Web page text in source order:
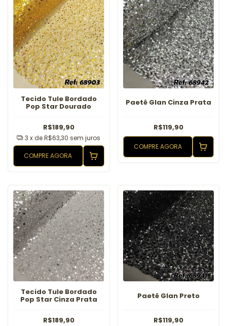
Tecido Tule Bordado
Pop Star Dourado
R$189,90
3 x deR$63,30 sem juros
COMPRE AGORA
Paetê Glan Cinza Prata
R$119,90
COMPRE AGORA
Tecido Tule Bordado
Pop Star Cinza Prata
R$189,90
Paetê Glan Preto
R$119,90